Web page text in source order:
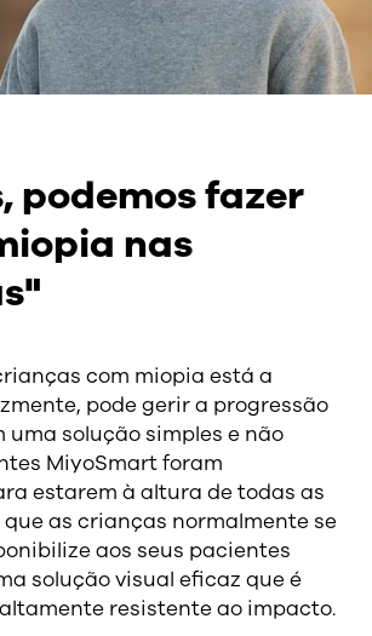
podemos fazer
nas
com miopia está a
pode gerir a progressão
uma solução simples e não
MiyoSmart foram
estarem à altura de todas as
as crianças normalmente se
aos seus pacientes
solução visual eficaz que é
resistente ao impacto.